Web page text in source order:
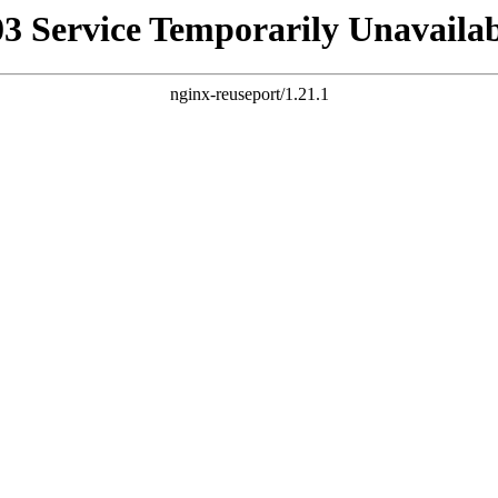
Service Temporarily
nginx-reuseport/1.21.1